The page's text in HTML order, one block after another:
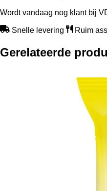
Wordt vandaag nog klant bij
Snelle levering Ruim
Gerelateerde